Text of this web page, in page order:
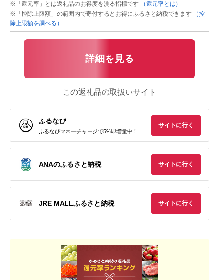
※「還元率」とは返礼品のお得度を測る指標です
（還元率とは）
※「控除上限額」の範囲内で寄付するとお得にふるさと納税できます
（控
除上限額を調べる）
詳細を見る
この返礼品の取扱いサイト
ふるなび
ふるなびマネーチャージで5%即増量中！
サイトに行く
ANAのふるさと納税 サイトに行く
JRE MALLふるさと納税 サイトに行く